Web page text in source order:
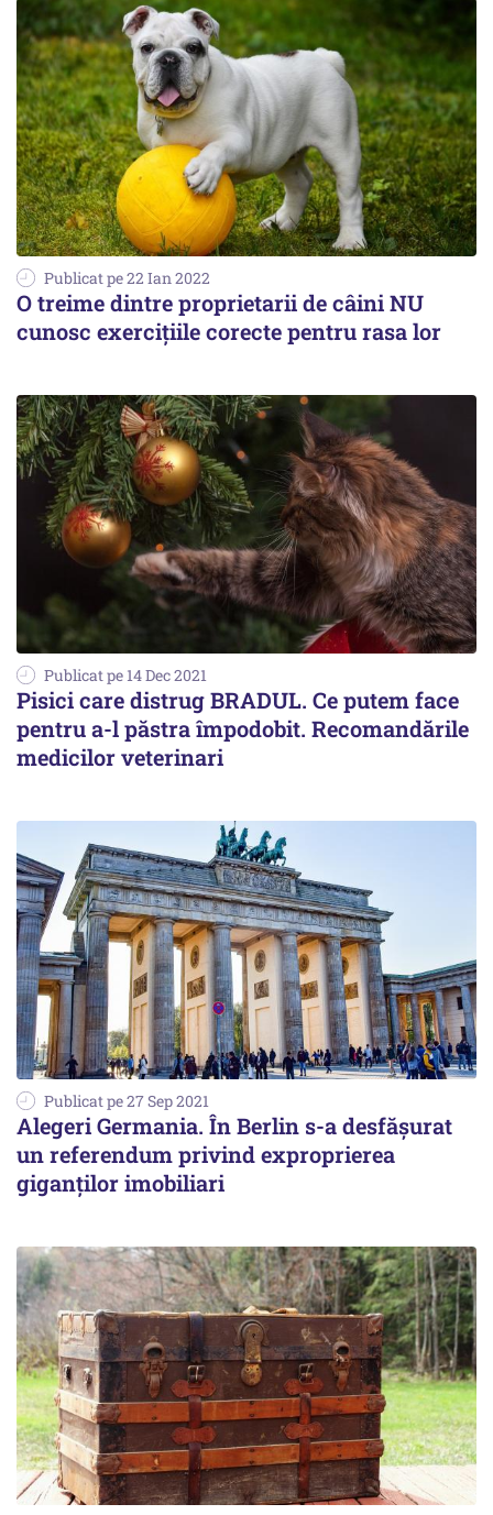
Publicat pe 22 Ian 2022
O treime dintre proprietarii de câini NU
cunosc exercițiile corecte pentru rasa lor
Publicat pe 14 Dec 2021
Pisici care distrug BRADUL. Ce putem face
pentru a-l păstra împodobit. Recomandările
medicilor veterinari
Publicat pe 27 Sep 2021
Alegeri Germania. În Berlin s-a desfășurat
un referendum privind exproprierea
giganților imobiliari